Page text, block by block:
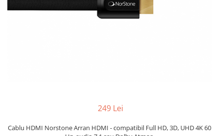
249 Lei
Cablu HDMI Norstone Arran HDMI - compatibil Full HD, 3D, UHD 4K 60